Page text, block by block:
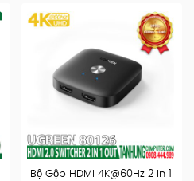
Bộ Gộp HDMI 4K@60Hz 2 In 1